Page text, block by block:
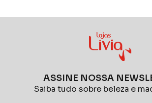
ASSINE NOSSA
Saiba tudo sobre beleza e